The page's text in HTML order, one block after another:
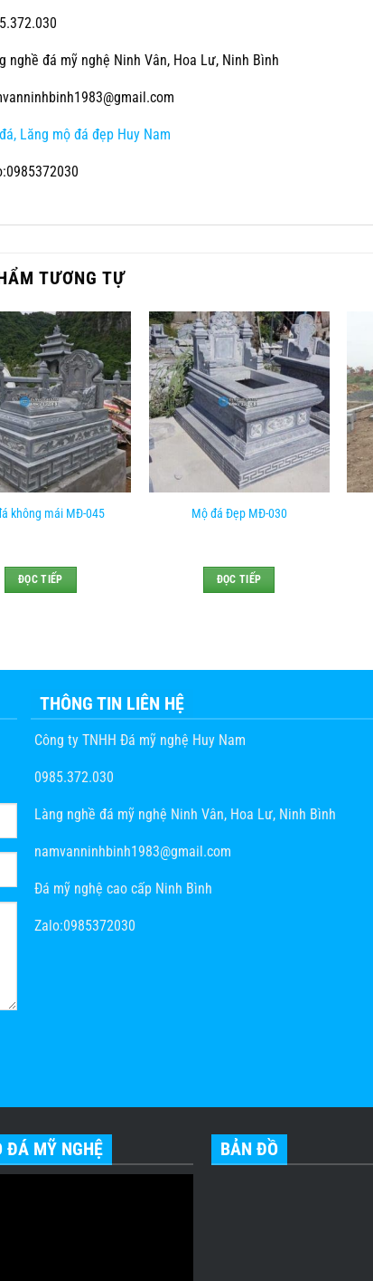
nghề đá mỹ nghệ Ninh Vân, Hoa Lư, Ninh Bình
Lăng mộ đá đẹp Huy Nam
TƯƠNG TỰ
không mái MĐ-045
ĐỌC TIẾP
Mộ đá Đẹp MĐ-030
ĐỌC TIẾP
THÔNG TIN LIÊN HỆ
Công ty TNHH Đá mỹ nghệ Huy Nam
0985.372.030
Làng nghề đá mỹ nghệ Ninh Vân, Hoa Lư, Ninh Bình
namvanninhbinh1983@gmail.com
Đá mỹ nghệ cao cấp Ninh Bình
Zalo:0985372030
ĐÁ MỸ NGHỆ BẢN ĐỒ